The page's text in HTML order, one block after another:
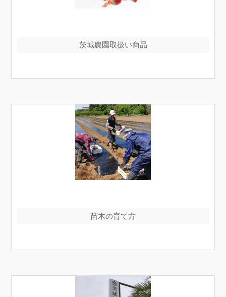
茨城農園取扱い商品
苗木の育て方